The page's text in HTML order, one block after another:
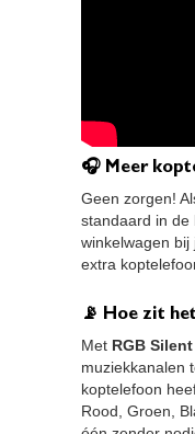
🎧 Meer
Geen zorgen!
standaard in de
winkelwagen
extra
📡 Hoe zit
Met RGB
muziekkanalen
koptelefoon
Rood, Groen,